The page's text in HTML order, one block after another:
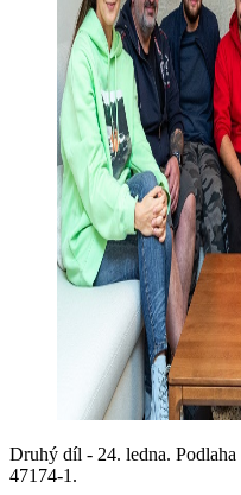
Druhý díl - 24. ledna. Podlaha
47174-1.